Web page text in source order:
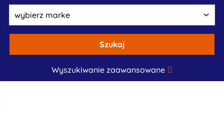
Szukaj
Wyszukiwanie zaawansowane